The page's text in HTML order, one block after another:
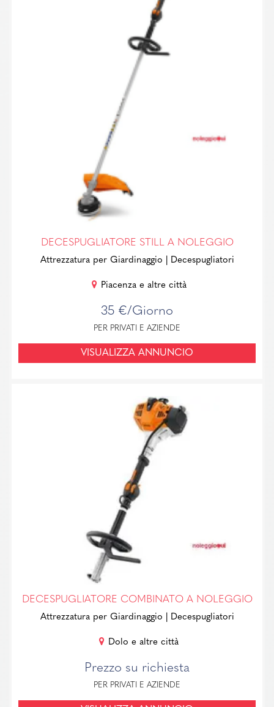
DECESPUGLIATORE STILL A NOLEGGIO
Attrezzatura per Giardinaggio | Decespugliatori
Piacenza e altre città
35 €/Giorno
PER PRIVATI E AZIENDE
VISUALIZZA ANNUNCIO
DECESPUGLIATORE COMBINATO A NOLEGGIO
Attrezzatura per Giardinaggio | Decespugliatori
Dolo e altre città
Prezzo su richiesta
PER PRIVATI E AZIENDE